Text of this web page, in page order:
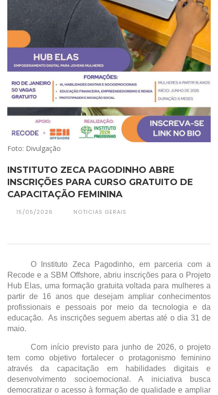
Foto: Divulgação
INSTITUTO ZECA PAGODINHO ABRE
INSCRIÇÕES PARA CURSO GRATUITO DE
CAPACITAÇÃO FEMININA
15/05/2026 NOTICIAS GERAIS
O Instituto Zeca Pagodinho, em parceria com a
Recode e a SBM Offshore, abriu inscrições para o Projeto
Hub Elas, uma formação gratuita voltada para mulheres a
partir de 16 anos que desejam ampliar conhecimentos
profissionais e pessoais por meio da tecnologia e da
educação.  As inscrições seguem abertas até o dia 31 de
maio.
Com início previsto para junho de 2026, o projeto
tem como objetivo fortalecer o protagonismo feminino
através da capacitação em habilidades digitais e
desenvolvimento socioemocional. A iniciativa busca
democratizar o acesso à formação de qualidade e ampliar